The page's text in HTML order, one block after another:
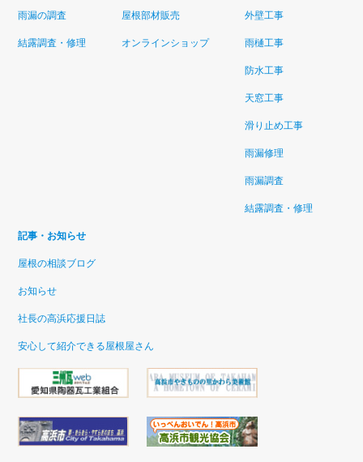
雨漏の調査
結露調査・修理
屋根部材販売
オンラインショップ
外壁工事
雨樋工事
防水工事
天窓工事
滑り止め工事
雨漏修理
雨漏調査
結露調査・修理
記事・お知らせ
屋根の相談ブログ
お知らせ
社長の高浜応援日誌
安心して紹介できる屋根屋さん